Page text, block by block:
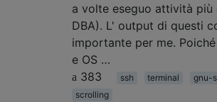
a volte eseguo attività più
DBA). L' output di questi
importante per me.
e OS …
383
ssh terminal gnu-
scrolling